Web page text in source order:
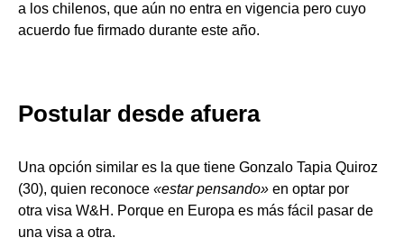
a los chilenos, que aún no entra en vigencia pero cuyo
acuerdo fue firmado durante este año.
Postular desde afuera
Una opción similar es la que tiene Gonzalo Tapia Quiroz
(30), quien reconoce «estar pensando» en optar por
otra visa W&H. Porque en Europa es más fácil pasar de
una visa a otra.